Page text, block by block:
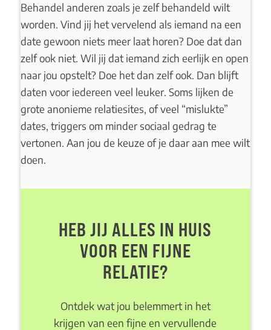
Behandel anderen zoals je zelf behandeld wilt
worden. Vind jij het vervelend als iemand na een
date gewoon niets meer laat horen? Doe dat dan
zelf ook niet. Wil jij dat iemand zich eerlijk en open
naar jou opstelt? Doe het dan zelf ook. Dan blijft
daten voor iedereen veel leuker. Soms lijken de
grote anonieme relatiesites, of veel “mislukte”
dates, triggers om minder sociaal gedrag te
vertonen. Aan jou de keuze of je daar aan mee wilt
doen.
HEB JIJ ALLES IN HUIS
VOOR EEN FIJNE
RELATIE?
Ontdek wat jou belemmert in het
krijgen van een fijne en vervullende